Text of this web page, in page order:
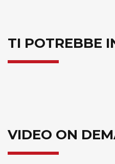
TI POTREBBE
VIDEO ON